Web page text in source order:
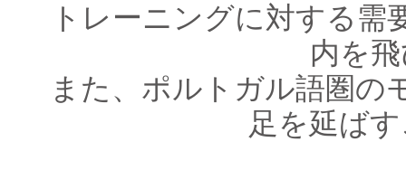
トレーニングに対する
内を
また、ポルトガル語圏の
足を延ば